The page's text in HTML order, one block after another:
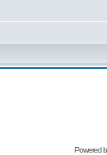
Powered